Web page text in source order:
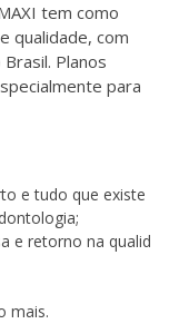
tem como
qualidade, com
Planos
para
e tudo que existe
e retorno na qualid
mais.